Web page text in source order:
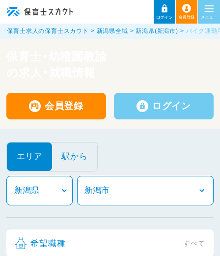
保育士求人の保育士スカウト 新潟県全域 新潟県(新潟市) バイク通勤
会員登録 ログイン
エリア 駅から
希望職種 すべて